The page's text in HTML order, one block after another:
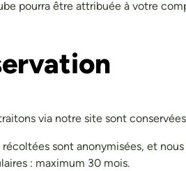
pourra être attribuée à votre
via notre site sont
sont anonymisées, et
: maximum 30 mois.